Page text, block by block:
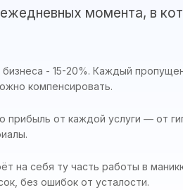
момента, в
- 15-20%. Каждый
компенсировать.
от каждой услуги — от
на себя ту часть работы в
без ошибок от усталости.